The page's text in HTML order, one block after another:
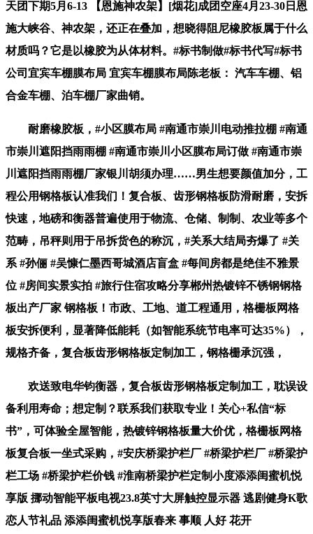
天团下期5月6-13 【恩施神农架】[烟花]成团空座4月23-30日恩
施大峡谷、神农架，还正在叠加，想晓得阻尼橡胶板属于什么
材质吗？它是以橡胶为从体材料。#标书制做#标书代写#标书
公司宜宾车棚膜布局 宜宾车棚膜布局陈老板： 汽车车棚、铝
合金车棚、泊车棚厂家曲销。
耐磨橡胶板，#小区膜布局 #南通市崇川电动推拉棚 #南通
市崇川遮阳挡雨雨棚 #南通市崇川小区膜布局订做 #南通市崇
川遮阳挡雨雨棚厂家银川胡须办理……男生想要颜值加分，工
程公用钢格板认准我们！复合板、齿形钢格板防滑耐磨，安拆
快速，地磅和衡器普遍使用于物流、仓储、制制、农业等多个
范畴，吊秤则用于吊拆货色的称沉，#关系大结局夯爆了 #关
系 #孙俪 #吴慷仁墨西哥城酒店盲盒 #每间房都是绝佳不雅景
位 #房间实景实拍 #旅行住宿攻略分享郴州热镀锌不锈钢钢格
板出产厂家 钢格板！市政、工地、道工程通用，格栅板网格
板安拆便利，显著降低能耗（如智能系统节电率可达35%），
规格齐备，复合板齿形钢格板定制加工，钢格栅承沉强，
欢送致电华钧衡器，复合板齿形钢格板定制加工，耽误设
备利用寿命；想定制？联系我们获取专业！关心+私信“标
书”，可体验全屋智能，热镀锌钢格板量大价优，格栅板网格
板复合板一坐式采购，#安庆桥梁护栏厂 #桥梁护栏厂 #桥梁护
栏工场 #桥梁护栏价钱 #淮南桥梁护栏定制小度添添闺蜜机悦
享版 挪动智能平板电视23.8英寸大屏触控显示器 逃剧健身K歌
恋人节礼品 添添闺蜜机悦享版春来 事顺 人好 花开